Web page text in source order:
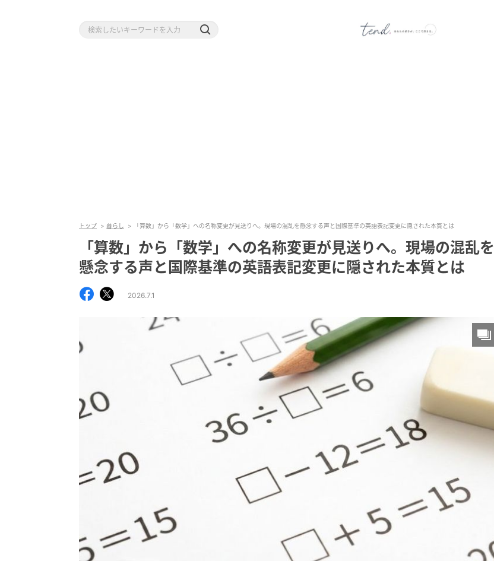
トップ 暮らし 「算数」から「数学」への名称変更が見送りへ。現場の混乱を懸念する声と国際基準の英語表記変更に隠された本質とは
「算数」から「数学」への名称変更が見送りへ。現場の混乱を
懸念する声と国際基準の英語表記変更に隠された本質とは
2026.7.1